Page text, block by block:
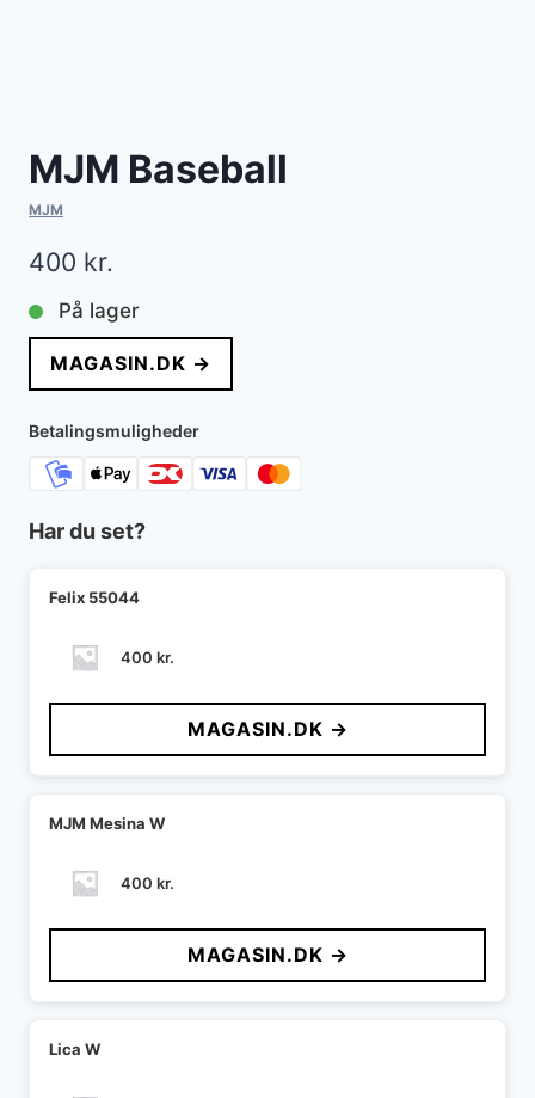
MJM Baseball
MJM
400 kr.
På lager
MAGASIN.DK →
Betalingsmuligheder
Har du set?
Felix 55044
400 kr.
MAGASIN.DK →
MJM Mesina W
400 kr.
MAGASIN.DK →
Lica W